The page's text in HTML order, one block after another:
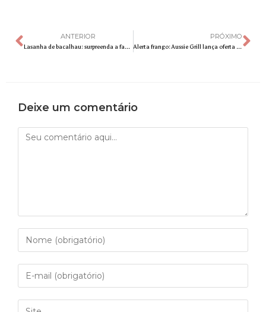
ANTERIOR
Lasanha de bacalhau: surpreenda a família com um prato diferente no almoço de domingo
PRÓXIMO
Alerta frango: Aussie Grill lança oferta especial para presentear torcedores durante o Campeonato Mundial de Futebol
Deixe um comentário